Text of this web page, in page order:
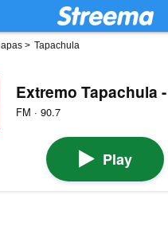
> Tapachula
Extremo Tapachula
FM · 90.7
Play